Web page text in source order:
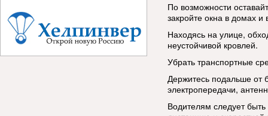
По возможности
закройте окна в домах
Находясь на улице,
неустойчивой кровлей.
Убрать транспортные
Держитесь подальше от
электропередачи,
Водителям следует